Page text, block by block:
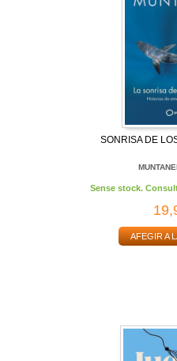
SONRISA DE
Sense stock.
AFEGIR A